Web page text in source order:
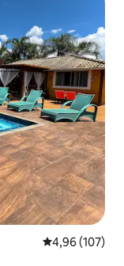
4,96 de uma
4,96 (107)